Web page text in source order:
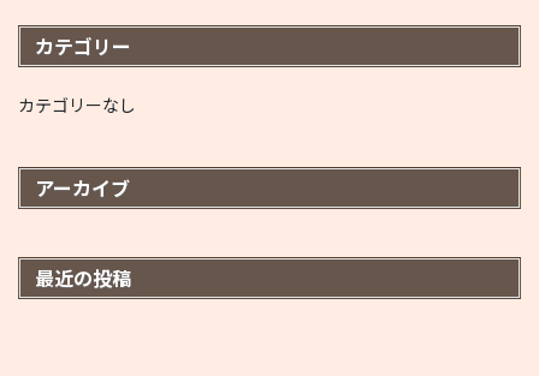
カテゴリー
カテゴリーなし
アーカイブ
最近の投稿